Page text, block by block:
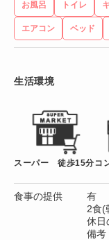
お風呂 トイレ
エアコン ベッド
生活環境
スーパー 徒歩15分 コ
食事の提供
有
2食(
休日
備考